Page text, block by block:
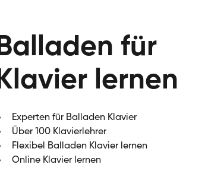
Balladen für
Klavier lernen
Experten für Balladen Klavier
Über 100 Klavierlehrer
Flexibel Balladen Klavier lernen
Online Klavier lernen